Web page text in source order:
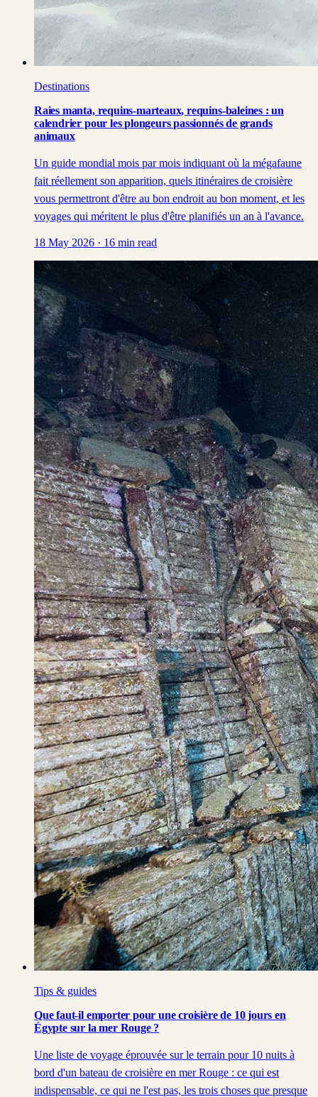
Destinations
Raies manta, requins-marteaux, requins-baleines : un
calendrier pour les plongeurs passionnés de grands
animaux
Un guide mondial mois par mois indiquant où la mégafaune
fait réellement son apparition, quels itinéraires de croisière
vous permettront d'être au bon endroit au bon moment, et les
voyages qui méritent le plus d'être planifiés un an à l'avance.
18 May 2026 · 16 min read
Tips & guides
Que faut-il emporter pour une croisière de 10 jours en
Égypte sur la mer Rouge ?
Une liste de voyage éprouvée sur le terrain pour 10 nuits à
bord d'un bateau de croisière en mer Rouge : ce qui est
indispensable, ce qui ne l'est pas, les trois choses que presque